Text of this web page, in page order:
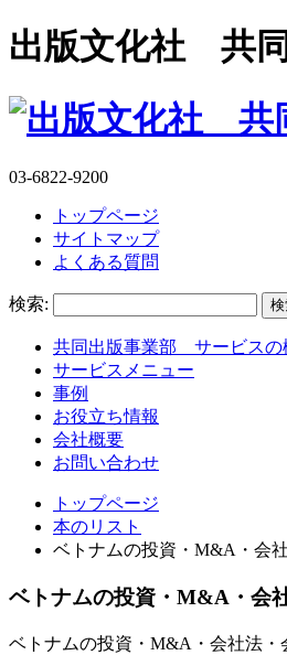
出版文化社 共
03-6822-9200
トップページ
サイトマップ
よくある質問
検索:
共同出版事業部 サービスの
サービスメニュー
事例
お役立ち情報
会社概要
お問い合わせ
トップページ
本のリスト
ベトナムの投資・M&A・会
ベトナムの投資・M&A・会
ベトナムの投資・M&A・会社法・